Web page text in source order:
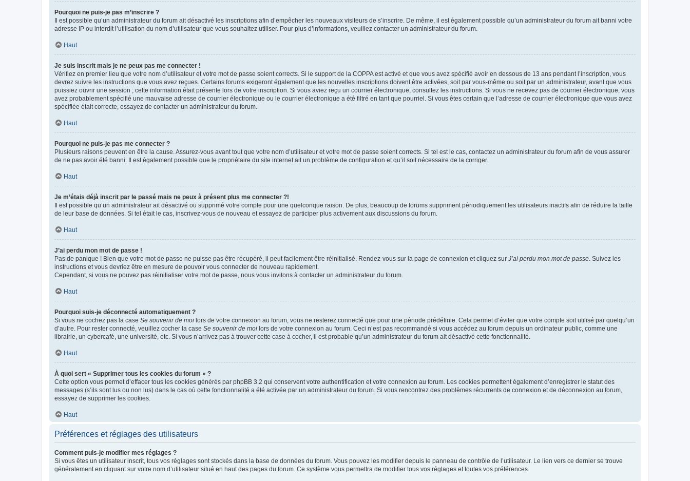
Pourquoi ne puis-je pas m’inscrire ?
Il est possible qu’un administrateur du forum ait désactivé les inscriptions afin d’empêcher les nouveaux visiteurs de s’inscrire. De même, il est également possible qu’un administrateur du forum ait banni votre
adresse IP ou interdit l’utilisation du nom d’utilisateur que vous souhaitez utiliser. Pour plus d’informations, veuillez contacter un administrateur du forum.
Haut
Je suis inscrit mais je ne peux pas me connecter !
Vérifiez en premier lieu que votre nom d’utilisateur et votre mot de passe soient corrects. Si le support de la COPPA est activé et que vous avez spécifié avoir en dessous de 13 ans pendant l’inscription, vous
devrez suivre les instructions que vous avez reçues. Certains forums exigeront également que les nouvelles inscriptions doivent être activées, soit par vous-même ou soit par un administrateur, avant que vous
puissiez ouvrir une session ; cette information était présente lors de votre inscription. Si vous aviez reçu un courrier électronique, consultez les instructions. Si vous ne recevez pas de courrier électronique, vous
avez probablement spécifié une mauvaise adresse de courrier électronique ou le courrier électronique a été filtré en tant que pourriel. Si vous êtes certain que l’adresse de courrier électronique que vous avez
spécifiée était correcte, essayez de contacter un administrateur du forum.
Haut
Pourquoi ne puis-je pas me connecter ?
Plusieurs raisons peuvent en être la cause. Assurez-vous avant tout que votre nom d’utilisateur et votre mot de passe soient corrects. Si tel est le cas, contactez un administrateur du forum afin de vous assurer
de ne pas avoir été banni. Il est également possible que le propriétaire du site internet ait un problème de configuration et qu’il soit nécessaire de la corriger.
Haut
Je m’étais déjà inscrit par le passé mais ne peux à présent plus me connecter ?!
Il est possible qu’un administrateur ait désactivé ou supprimé votre compte pour une quelconque raison. De plus, beaucoup de forums suppriment périodiquement les utilisateurs inactifs afin de réduire la taille
de leur base de données. Si tel était le cas, inscrivez-vous de nouveau et essayez de participer plus activement aux discussions du forum.
Haut
J’ai perdu mon mot de passe !
Pas de panique ! Bien que votre mot de passe ne puisse pas être récupéré, il peut facilement être réinitialisé. Rendez-vous sur la page de connexion et cliquez sur J’ai perdu mon mot de passe . Suivez les
instructions et vous devriez être en mesure de pouvoir vous connecter de nouveau rapidement.
Cependant, si vous ne pouvez pas réinitialiser votre mot de passe, nous vous invitons à contacter un administrateur du forum.
Haut
Pourquoi suis-je déconnecté automatiquement ?
Si vous ne cochez pas la case Se souvenir de moi lors de votre connexion au forum, vous ne resterez connecté que pour une période prédéfinie. Cela permet d’éviter que votre compte soit utilisé par quelqu’un
d’autre. Pour rester connecté, veuillez cocher la case Se souvenir de moi lors de votre connexion au forum. Ceci n’est pas recommandé si vous accédez au forum depuis un ordinateur public, comme une
librairie, un cybercafé, une université, etc. Si vous n’arrivez pas à trouver cette case à cocher, il est probable qu’un administrateur du forum ait désactivé cette fonctionnalité.
Haut
À quoi sert « Supprimer tous les cookies du forum » ?
Cette option vous permet d’effacer tous les cookies générés par phpBB 3.2 qui conservent votre authentification et votre connexion au forum. Les cookies permettent également d’enregistrer le statut des
messages (s’ils sont lus ou non lus) dans le cas où cette fonctionnalité a été activée par un administrateur du forum. Si vous rencontrez des problèmes récurrents de connexion et de déconnexion au forum,
essayez de supprimer les cookies.
Haut
Préférences et réglages des utilisateurs
Comment puis-je modifier mes réglages ?
Si vous êtes un utilisateur inscrit, tous vos réglages sont stockés dans la base de données du forum. Vous pouvez les modifier depuis le panneau de contrôle de l’utilisateur. Le lien vers ce dernier se trouve
généralement en cliquant sur votre nom d’utilisateur situé en haut des pages du forum. Ce système vous permettra de modifier tous vos réglages et toutes vos préférences.